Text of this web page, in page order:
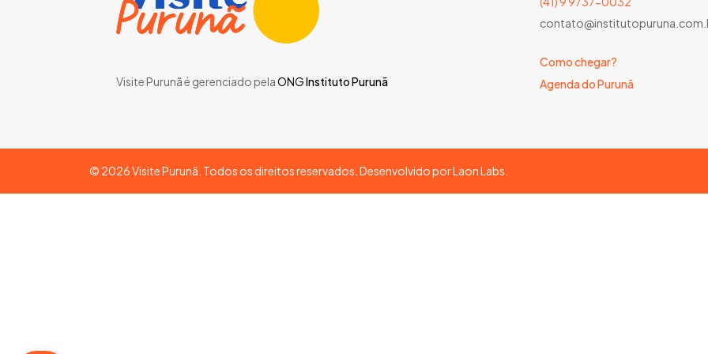
Visite Purunã é gerenciado pelaONGInstituto Purunã
Como chegar?
Agenda do Purunã
© 2026Visite Purunã. Todos os direitos reservados. Desenvolvido porLaon Labs